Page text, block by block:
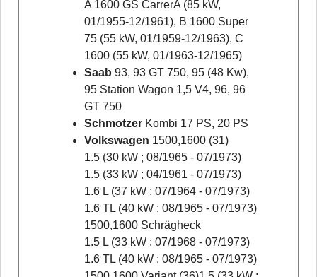
A 1600 GS CarrerA (85 kW,
01/1955-12/1961), B 1600 Super
75 (55 kW, 01/1959-12/1963), C
1600 (55 kW, 01/1963-12/1965)
Saab 93, 93 GT 750, 95 (48 Kw),
95 Station Wagon 1,5 V4, 96, 96
GT 750
Schmotzer Kombi 17 PS, 20 PS
Volkswagen 1500,1600 (31)
1.5 (30 kW ; 08/1965 - 07/1973)
1.5 (33 kW ; 04/1961 - 07/1973)
1.6 L (37 kW ; 07/1964 - 07/1973)
1.6 TL (40 kW ; 08/1965 - 07/1973)
1500,1600 Schrägheck
1.5 L (33 kW ; 07/1968 - 07/1973)
1.6 TL (40 kW ; 08/1965 - 07/1973)